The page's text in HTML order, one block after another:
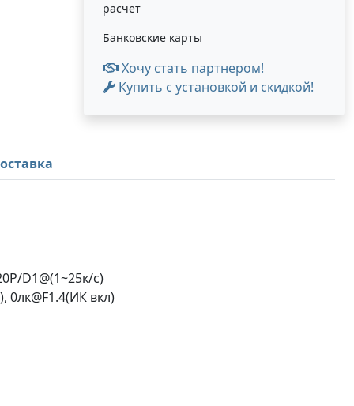
расчет
Банковские карты
Хочу стать партнером!
Купить с установкой и скидкой!
D1@(1~25к/с)
0лк@F1.4(ИК вкл)